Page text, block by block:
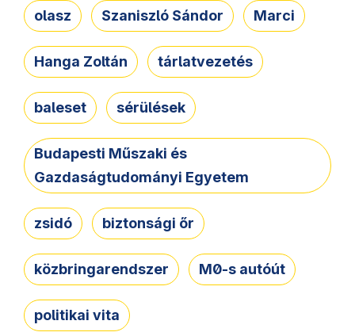
olasz Szaniszló Sándor Marci
Hanga Zoltán tárlatvezetés
baleset sérülések
Budapesti Műszaki és
Gazdaságtudományi Egyetem
zsidó biztonsági őr
közbringarendszer M0-s autóút
politikai vita